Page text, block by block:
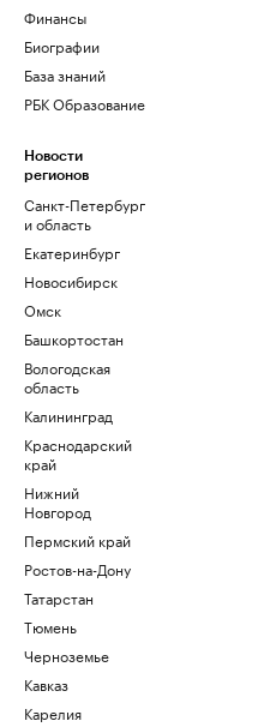
Финансы
Биографии
База знаний
РБК Образование
Новости
регионов
Санкт-Петербург
и область
Екатеринбург
Новосибирск
Омск
Башкортостан
Вологодская
область
Калининград
Краснодарский
край
Нижний
Новгород
Пермский край
Ростов-на-Дону
Татарстан
Тюмень
Черноземье
Кавказ
Карелия